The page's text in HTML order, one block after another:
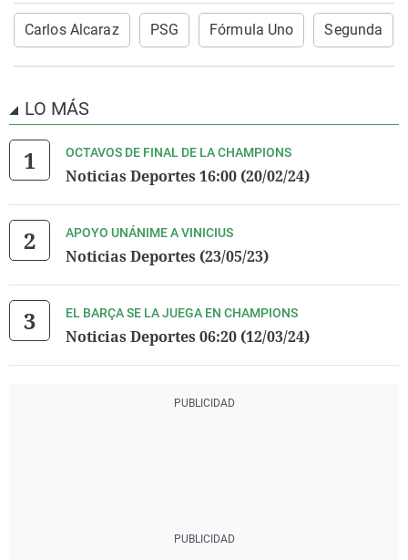
Carlos Alcaraz PSG Fórmula Uno Segunda
LO MÁS
OCTAVOS DE FINAL DE LA CHAMPIONS
Noticias Deportes 16:00 (20/02/24)
APOYO UNÁNIME A VINICIUS
Noticias Deportes (23/05/23)
EL BARÇA SE LA JUEGA EN CHAMPIONS
Noticias Deportes 06:20 (12/03/24)